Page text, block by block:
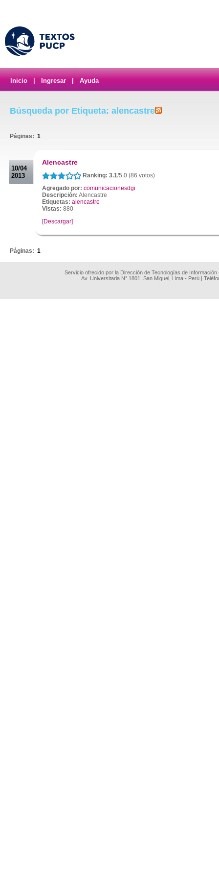
Inicio Ingresar Ayuda
Búsqueda por Etiqueta: alencastre
Páginas: 1
10/04
2013
Alencastre
Ranking: 3.1/5.0 (86 votos)
Agregado por: comunicacionesdgi
Descripción: Alencastre
Etiquetas: alencastre
Vistas: 880
[Descargar]
Páginas: 1
Servicio ofrecido por la Dirección de Tecnologías de
Av. Universitaria N° 1801, San Miguel, Lima - Perú |